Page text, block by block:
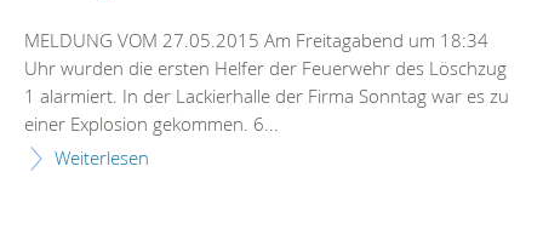
MELDUNG VOM 27.05.2015 Am Freitagabend um 18:34
Uhr wurden die ersten Helfer der Feuerwehr des Löschzug
1 alarmiert. In der Lackierhalle der Firma Sonntag war es zu
einer Explosion gekommen. 6...
Weiterlesen